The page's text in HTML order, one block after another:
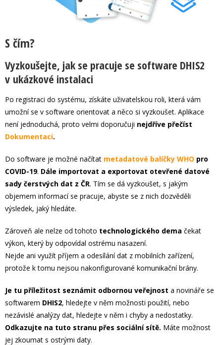
S čím?
Vyzkoušejte, jak se pracuje se software DHIS2
v ukázkové instalaci
Po registraci do systému, získáte uživatelskou roli, která vám
umožní se v software orientovat a něco si vyzkoušet. Aplikace
není jednoduchá, proto velmi doporučuji nejdříve přečíst
Dokumentaci.
Do software je možné načítat metadatové balíčky WHO pro
COVID-19. Dále importovat a exportovat otevřené datové
sady čerstvých dat z ČR. Tím se dá vyzkoušet, s jakým
objemem informací se pracuje, abyste se z nich dozvěděli
výsledek, jaký hledáte.
Zároveň ale nelze od tohoto technologického dema čekat
výkon, který by odpovídal ostrému nasazení.
Nejde ani využít příjem a odesílání dat z mobilních zařízení,
protože k tomu nejsou nakonfigurované komunikační brány.
Je tu příležitost seznámit odbornou veřejnost a novináře se
softwarem DHIS2, hledejte v něm možnosti použití, nebo
nezávislé analýzy dat, hledejte v něm i chyby a nedostatky.
Odkazujte na tuto stranu přes sociální sítě. Máte možnost
jej zkoumat s ostrými daty.